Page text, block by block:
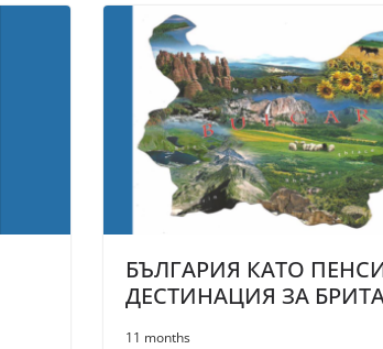
БЪЛГАРИЯ КАТО
ДЕСТИНАЦИЯ ЗА
11 months